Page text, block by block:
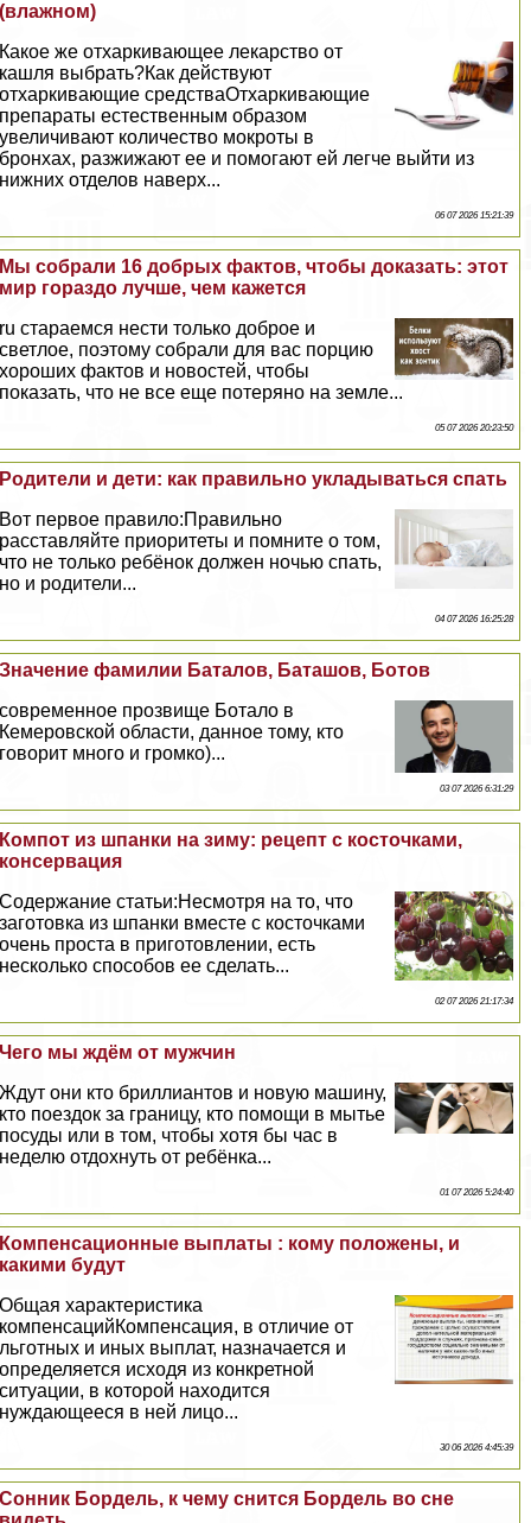
(влажном)
Какое же отхаркивающее лекарство от
кашля выбрать?Как действуют
отхаркивающие средстваОтхаркивающие
препараты естественным образом
увеличивают количество мокроты в
бронхах, разжижают ее и помогают ей легче выйти из
нижних отделов наверх...
06 07 2026 15:21:39
Мы собрали 16 добрых фактов, чтобы доказать: этот
мир гораздо лучше, чем кажется
ru стараемся нести только доброе и
светлое, поэтому собрали для вас порцию
хороших фактов и новостей, чтобы
показать, что не все еще потеряно на земле...
05 07 2026 20:23:50
Родители и дети: как правильно укладываться спать
Вот первое правило:Правильно
расставляйте приоритеты и помните о том,
что не только ребёнок должен ночью спать,
но и родители...
04 07 2026 16:25:28
Значение фамилии Баталов, Баташов, Ботов
современное прозвище Ботало в
Кемеровской области, данное тому, кто
говорит много и громко)...
03 07 2026 6:31:29
Компот из шпанки на зиму: рецепт с косточками,
консервация
Содержание статьи:Несмотря на то, что
заготовка из шпанки вместе с косточками
очень проста в приготовлении, есть
несколько способов ее сделать...
02 07 2026 21:17:34
Чего мы ждём от мужчин
Ждут они кто бриллиантов и новую машину,
кто поездок за границу, кто помощи в мытье
посуды или в том, чтобы хотя бы час в
неделю отдохнуть от ребёнка...
01 07 2026 5:24:40
Компенсационные выплаты : кому положены, и
какими будут
Общая хаpaктеристика
компенсацийКомпенсация, в отличие от
льготных и иных выплат, назначается и
определяется исходя из конкретной
ситуации, в которой находится
нуждающееся в ней лицо...
30 06 2026 4:45:39
Сонник Бордель, к чему снится Бордель во сне